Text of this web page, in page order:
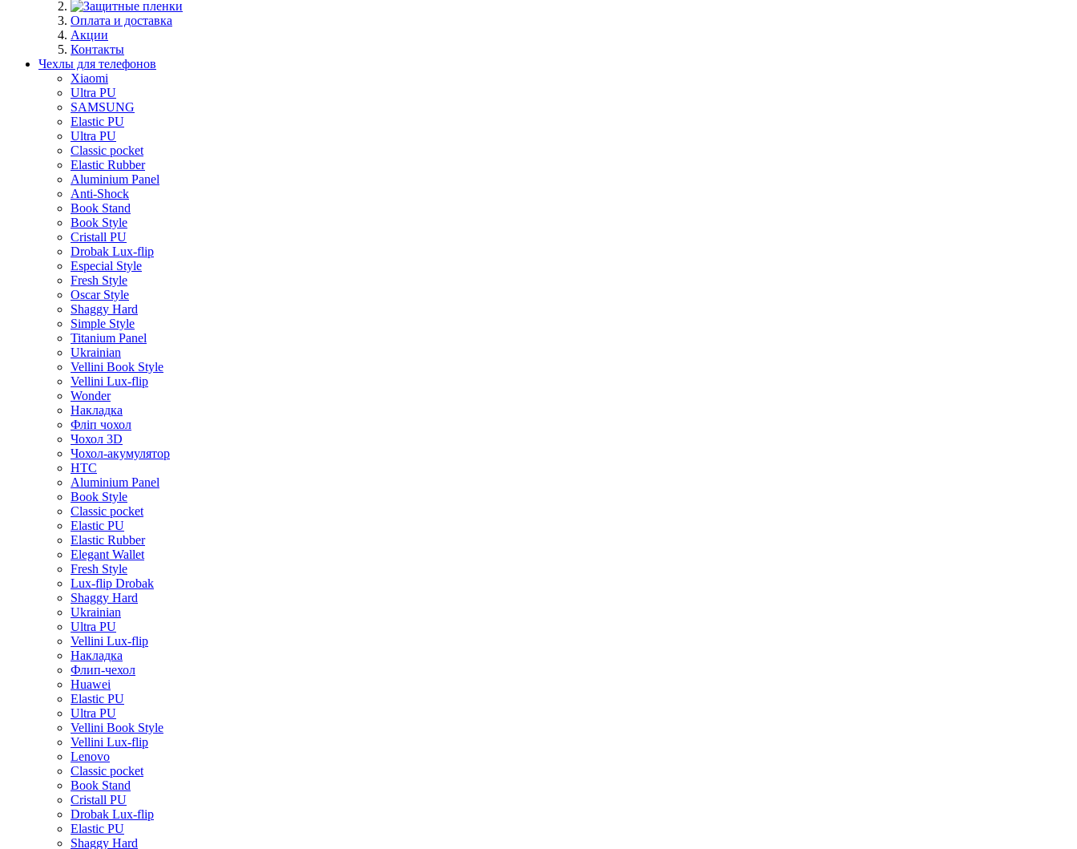
Оплата и доставка
Акции
Контакты
Чехлы для телефонов
Xiaomi
Ultra PU
SAMSUNG
Elastic PU
Ultra PU
Classic pocket
Elastic Rubber
Aluminium Panel
Anti-Shock
Book Stand
Book Style
Cristall PU
Drobak Lux-flip
Especial Style
Fresh Style
Oscar Style
Shaggy Hard
Simple Style
Titanium Panel
Ukrainian
Vellini Book Style
Vellini Lux-flip
Wonder
Накладка
Фліп чохол
Чохол 3D
Чохол-акумулятор
HTC
Aluminium Panel
Book Style
Classic pocket
Elastic PU
Elastic Rubber
Elegant Wallet
Fresh Style
Lux-flip Drobak
Shaggy Hard
Ukrainian
Ultra PU
Vellini Lux-flip
Накладка
Флип-чехол
Huawei
Elastic PU
Ultra PU
Vellini Book Style
Vellini Lux-flip
Lenovo
Classic pocket
Book Stand
Cristall PU
Drobak Lux-flip
Elastic PU
Shaggy Hard